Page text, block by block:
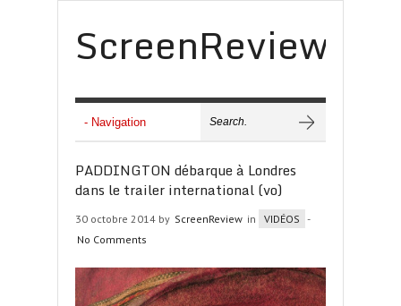
ScreenReview
PADDINGTON débarque à Londres
dans le trailer international (vo)
30 octobre 2014 by ScreenReview in VIDÉOS -
No Comments